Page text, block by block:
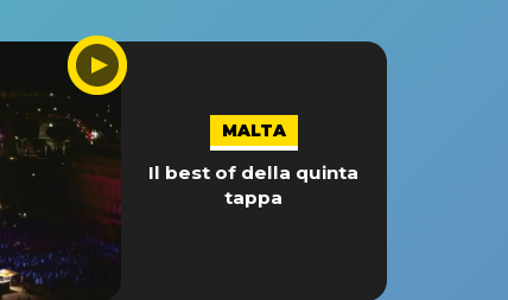
MALTA
Il best of della quinta
tappa